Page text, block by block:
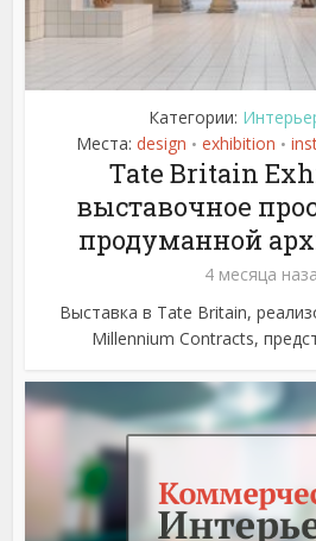
Категории:
Места: design • exhibition •
Tate Britain
выставочное
продуманной
4 месяца
Выставка в Tate Britain,
Millennium Contracts,